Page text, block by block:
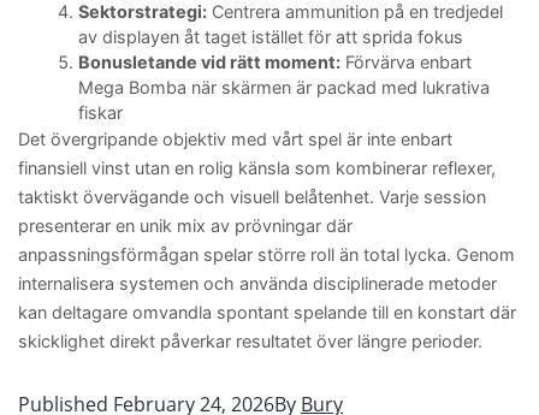
Sektorstrategi: Centrera ammunition på en tredjedel
av displayen åt taget istället för att sprida fokus
Bonusletande vid rätt moment: Förvärva enbart
Mega Bomba när skärmen är packad med lukrativa
fiskar
Det övergripande objektiv med vårt spel är inte enbart
finansiell vinst utan en rolig känsla som kombinerar reflexer,
taktiskt övervägande och visuell belåtenhet. Varje session
presenterar en unik mix av prövningar där
anpassningsförmågan spelar större roll än total lycka. Genom
internalisera systemen och använda disciplinerade metoder
kan deltagare omvandla spontant spelande till en konstart där
skicklighet direkt påverkar resultatet över längre perioder.
Published February 24, 2026By Bury